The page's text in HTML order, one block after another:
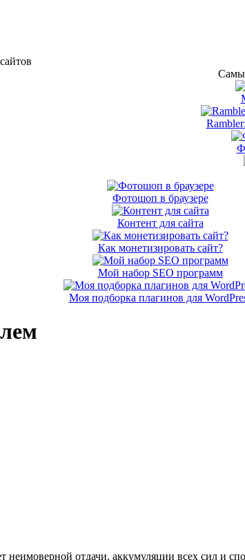
Фотошоп в браузере
Контент для сайта
Как монетизировать сайт?
Мой набор SEO программ
Моя подборка плагинов для
неимоверной отдачи, аккумуляции всех сил и